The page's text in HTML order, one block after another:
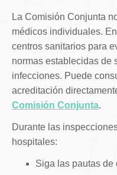
La Comisión Conjunta
médicos individuales.
centros sanitarios para
normas establecidas de
infecciones. Puede
acreditación
Comisión Conjunta.
Durante las
hospitales:
Siga las pautas